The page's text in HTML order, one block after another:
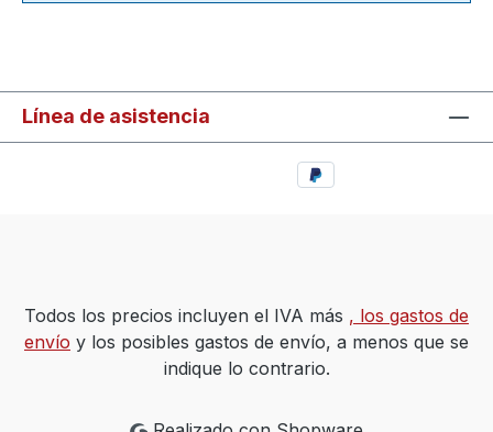
Línea de asistencia
Todos los precios incluyen el IVA más , los gastos de
envío y los posibles gastos de envío, a menos que se
indique lo contrario.